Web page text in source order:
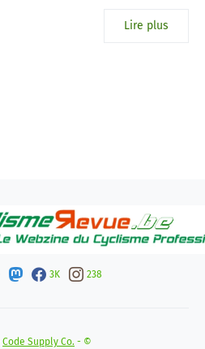
Lire plus
3K 238
Code Supply Co. - ©